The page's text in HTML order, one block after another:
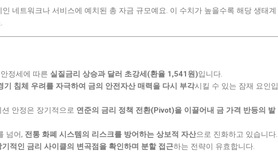
인 네트워크나 서비스에 예치된 총 자금 규모예요. 이 수치가 높을수록 해당 생태계
정세에 따른 실질금리 상승과 달러 초강세(환율 1,541원)입니다.
기 침체 우려를 자극하여 금의 안전자산 매력을 다시 부각시킬 수 있는 잠재 요인입
안정은 장기적으로 연준의 금리 정책 전환(Pivot)을 이끌어내 금 가격 반등의 발
넘어, 전통 화폐 시스템의 리스크를 방어하는 상보적 자산으로 진화하고 있습니다.
기적인 금리 사이클의 변곡점을 확인하며 분할 접근하는 전략이 유효합니다.